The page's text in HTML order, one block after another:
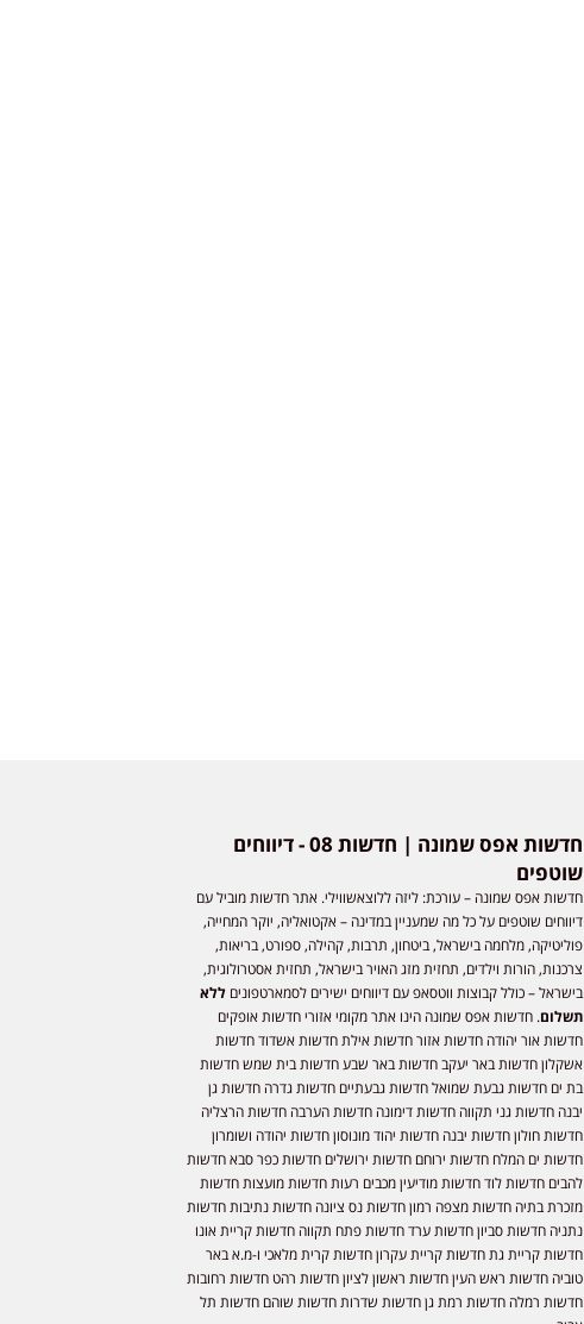
חדשות אפס שמונה | חדשות 08 - דיווחים
שוטפים
חדשות אפס שמונה – עורכת: ליזה ללוצאשווילי. אתר חדשות מוביל עם
דיווחים שוטפים על כל מה שמעניין במדינה – אקטואליה, יוקר המחייה,
פוליטיקה, מלחמה בישראל, ביטחון, תרבות, קהילה, ספורט, בריאות,
צרכנות, הורות וילדים, תחזית מזג האויר בישראל, תחזית אסטרולוגית,
בישראל – כולל קבוצות ווטסאפ עם דיווחים ישירים לסמארטפוניםללא
תשלום. חדשות אפס שמונה הינו אתר מקומי אזורי חדשות אופקים
חדשות אור יהודה חדשות אזור חדשות אילת חדשות אשדוד חדשות
אשקלון חדשות באר יעקב חדשות באר שבע חדשות בית שמש חדשות
בת ים חדשות גבעת שמואל חדשות גבעתיים חדשות גדרה חדשות גן
יבנה חדשות גני תקווה חדשות דימונה חדשות הערבה חדשות הרצליה
חדשות חולון חדשות יבנה חדשות יהוד מונוסון חדשות יהודה ושומרון
חדשות ים המלח חדשות ירוחם חדשות ירושלים חדשות כפר סבא חדשות
להבים חדשות לוד חדשות מודיעין מכבים רעות חדשות מועצות חדשות
מזכרת בתיה חדשות מצפה רמון חדשות נס ציונה חדשות נתיבות חדשות
נתניה חדשות סביון חדשות ערד חדשות פתח תקווה חדשות קריית אונו
חדשות קריית גת חדשות קריית עקרון חדשות קרית מלאכי ו-מ.א באר
טוביה חדשות ראש העין חדשות ראשון לציון חדשות רהט חדשות רחובות
חדשות רמלה חדשות רמת גן חדשות שדרות חדשות שוהם חדשות תל